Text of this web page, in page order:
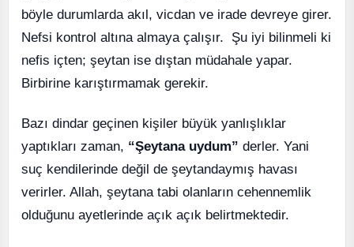
böyle durumlarda akıl, vicdan ve irade devreye girer.
Nefsi kontrol altına almaya çalışır. Şu iyi bilinmeli ki
nefis içten; şeytan ise dıştan müdahale yapar.
Birbirine karıştırmamak gerekir.
Bazı dindar geçinen kişiler büyük yanlışlıklar
yaptıkları zaman, “Şeytana uydum” derler. Yani
suç kendilerinde değil de şeytandaymış havası
verirler. Allah, şeytana tabi olanların cehennemlik
olduğunu ayetlerinde açık açık belirtmektedir.